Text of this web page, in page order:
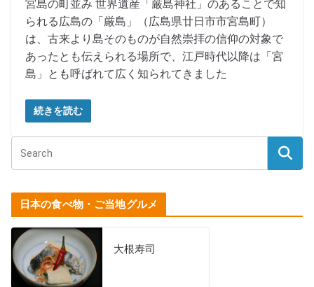
宮島の町並み 世界遺産「厳島神社」のあることで知
られる広島の「厳島」（広島県廿日市市宮島町）
は、古来より島そのものが自然崇拝の信仰の対象で
あったとも伝えられる場所で、江戸時代以降は「宮
島」とも呼ばれて広く知られてきました
続きを読む
日本の食べ物・ご当地グルメ
大根寿司